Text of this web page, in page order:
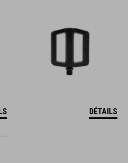
DÉTAILS